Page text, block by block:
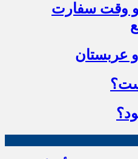
وقت سفارت
عربستان